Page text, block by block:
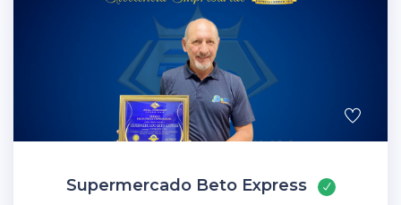
Supermercado Beto Express